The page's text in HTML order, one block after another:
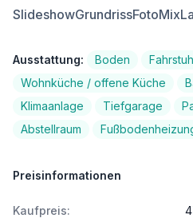
SlideshowGrundrissFotoMix
Ausstattung: Boden
Wohnküche / offene Küche
Klimaanlage
Tiefgarage
Abstellraum
Preisinformationen
Kaufpreis: